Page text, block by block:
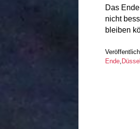
Das
nicht
bleiben
Ende